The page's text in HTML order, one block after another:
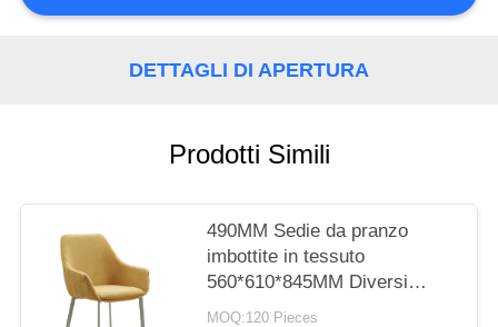
SITO
DETTAGLI DI APERTURA
Prodotti Simili
490MM Sedie da pranzo
imbottite in tessuto
560*610*845MM Diversi
colori
MOQ:120 Pieces